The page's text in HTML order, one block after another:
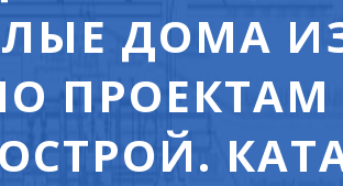
ДОМА
ПРОЕКТАМ